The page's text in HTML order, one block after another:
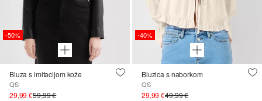
-50%
Bluza s imitacijom kože
QS
29,99 €59,99 €
-40%
Bluzica s naborkom
QS
29,99 €49,99 €